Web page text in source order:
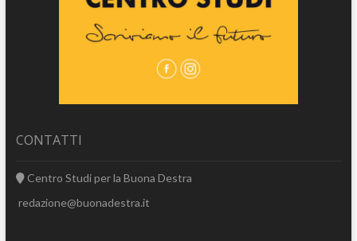
CONTATTI
Centro Studi per la Buona Destra
redazione@buonadestra.it